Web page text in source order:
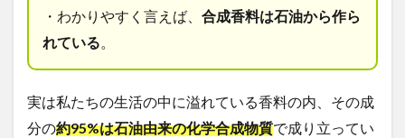
・わかりやすく言えば、 合成香料は石油から作ら
れている。
実は私たちの生活の中に溢れている香料の内、その成
分の約95%は石油由来の化学合成物質で成り立ってい